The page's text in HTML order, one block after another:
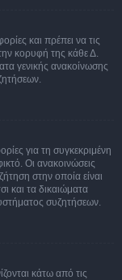
και πρέπει να τις
κορυφή της κάθε Δ.
γενικής ανακοίνωσης
για τη συγκεκριμένη
Οι ανακοινώσεις
στην οποία είναι
και τα δικαιώματα
συζητήσεων.
κάτω από τις